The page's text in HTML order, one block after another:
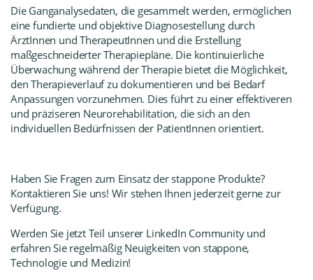
Die Ganganalysedaten, die gesammelt werden, ermöglichen
eine fundierte und objektive Diagnosestellung durch
ÄrztInnen und TherapeutInnen und die Erstellung
maßgeschneiderter Therapiepläne. Die kontinuierliche
Überwachung während der Therapie bietet die Möglichkeit,
den Therapieverlauf zu dokumentieren und bei Bedarf
Anpassungen vorzunehmen. Dies führt zu einer effektiveren
und präziseren Neurorehabilitation, die sich an den
individuellen Bedürfnissen der PatientInnen orientiert.
Haben Sie Fragen zum Einsatz der stappone Produkte?
Kontaktieren Sie uns! Wir stehen Ihnen jederzeit gerne zur
Verfügung.
Werden Sie jetzt Teil unserer LinkedIn Communityund
erfahren Sie regelmäßig Neuigkeiten von stappone,
Technologie und Medizin!